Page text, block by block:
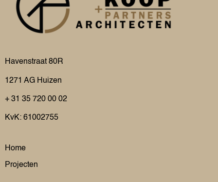
Havenstraat 80R
1271 AG Huizen
+ 31 35 720 00 02
KvK: 61002755
Home
Projecten